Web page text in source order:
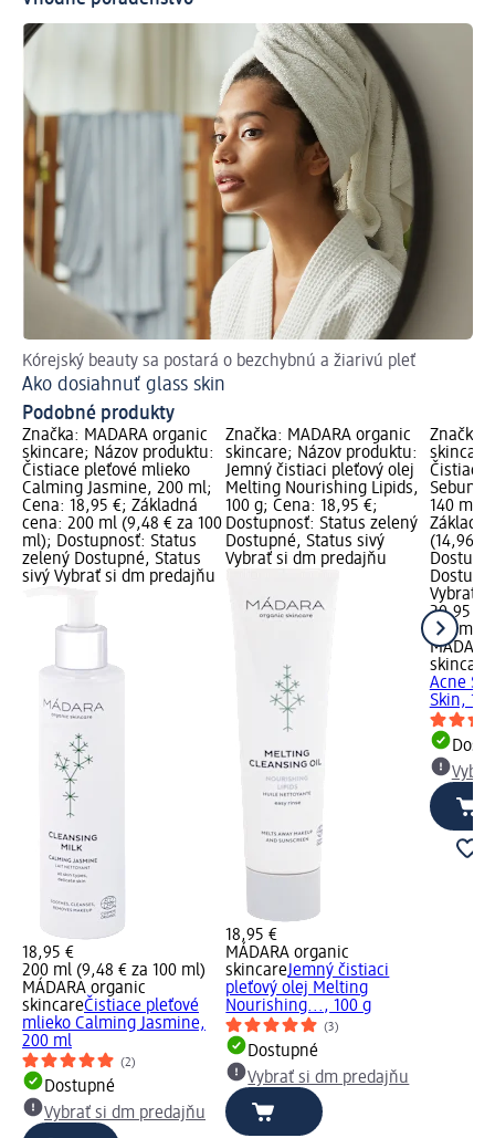
Kórejský beauty sa postará o bezchybnú a žiarivú pleť
Ako dosiahnuť glass skin
Podobné produkty
Značka: MÁDARA organic
skincare; Názov produktu:
Čistiace pleťové mlieko
Calming Jasmine, 200 ml;
Cena: 18,95 €; Základná
cena: 200 ml (9,48 € za 100
ml); Dostupnosť: Status
zelený Dostupné, Status
sivý Vybrať si dm predajňu
18,95 €
200 ml (9,48 € za 100 ml)
MÁDARA organic
skincareČistiace pleťové
mlieko Calming Jasmine,
200 ml
(2)
Dostupné
Vybrať si dm predajňu
Značka: MÁDARA organic
skincare; Názov produktu:
Jemný čistiaci pleťový olej
Melting Nourishing Lipids,
100 g; Cena: 18,95 €;
Dostupnosť: Status zelený
Dostupné, Status sivý
Vybrať si dm predajňu
18,95 €
MÁDARA organic
skincareJemný čistiaci
pleťový olej Melting
Nourishing..., 100 g
(3)
Dostupné
Vybrať si dm predajňu
Značka:
Čistiaci
Sebum
140 ml;
(14,96 €
Vybrať
20,95 €
140 ml
skincare
Acne
Skin,